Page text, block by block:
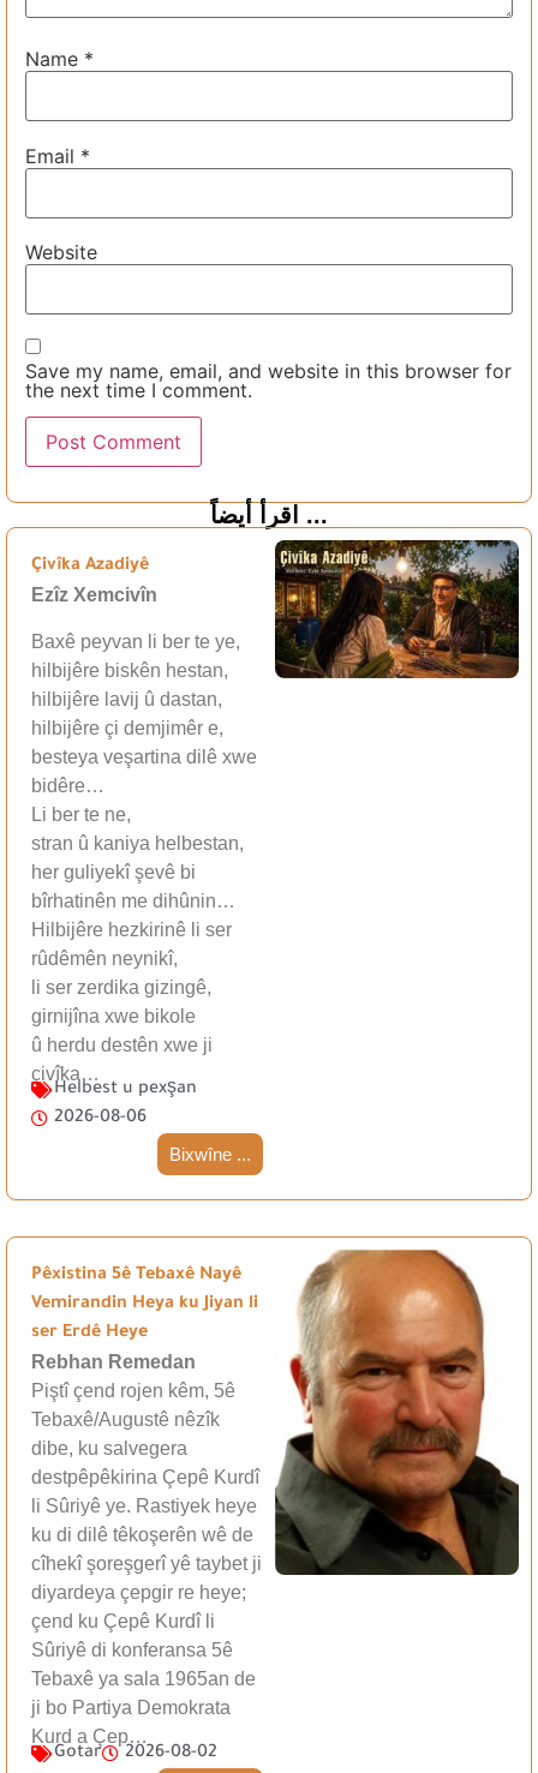
Name *
Email *
Website
Save my name, email, and website in this browser for
the next time I comment.
اقرأ أيضاً ...
Çivîka Azadiyê
Ezîz Xemcivîn
Baxê peyvan li ber te ye,
hilbijêre biskên hestan,
hilbijêre lavij û dastan,
hilbijêre çi demjimêr e,
besteya veşartina dilê xwe
bidêre…
Li ber te ne,
stran û kaniya helbestan,
her guliyekî şevê bi
bîrhatinên me dihûnin…
Hilbijêre hezkirinê li ser
rûdêmên neynikî,
li ser zerdika gizingê,
girnijîna xwe bikole
û herdu destên xwe ji
çivîka…
Helbest u pexşan
2026-08-06
Bixwîne ...
Pêxistina 5ê Tebaxê Nayê
Vemirandin Heya ku Jiyan li
ser Erdê Heye
Rebhan Remedan
Piştî çend rojen kêm, 5ê
Tebaxê/Augustê nêzîk
dibe, ku salvegera
destpêpêkirina Çepê Kurdî
li Sûriyê ye. Rastiyek heye
ku di dilê têkoşerên wê de
cîhekî şoreşgerî yê taybet ji
diyardeya çepgir re heye;
çend ku Çepê Kurdî li
Sûriyê di konferansa 5ê
Tebaxê ya sala 1965an de
ji bo Partiya Demokrata
Kurd a Çep…
Gotar 2026-08-02